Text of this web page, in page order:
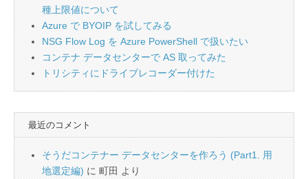
種上限値について
Azure で BYOIP を試してみる
NSG Flow Log を Azure PowerShell で扱いたい
コンテナ データセンターで AS 取ってみた
トリシティにドライブレコーダー付けた
最近のコメント
そうだコンテナー データセンターを作ろう (Part1. 用
地選定編) に 町田 より